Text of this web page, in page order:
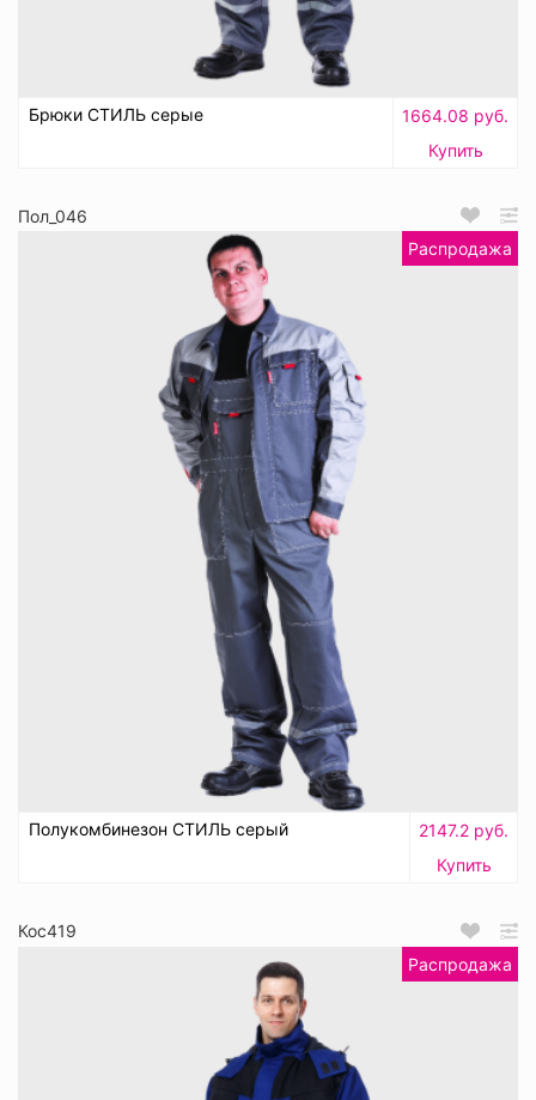
Брюки СТИЛЬ серые
1664.08 руб.
Купить
Пол_046
Распродажа
Полукомбинезон СТИЛЬ серый
2147.2 руб.
Купить
Кос419
Распродажа